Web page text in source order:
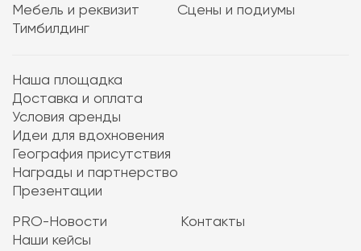
Мебель и реквизит
Сцены и подиумы
Тимбилдинг
Наша площадка
Доставка и оплата
Условия аренды
Идеи для вдохновения
География присутствия
Награды и партнерство
Презентации
PRO-Новости
Наши кейсы
Контакты